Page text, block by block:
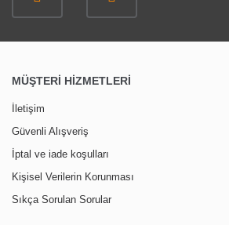
MÜŞTERİ HİZMETLERİ
İletişim
Güvenli Alışveriş
İptal ve iade koşulları
Kişisel Verilerin Korunması
Sıkça Sorulan Sorular